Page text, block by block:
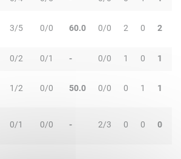
3/5 0/0 60.0 0/0 2 0 2
0/2 0/1 - 0/0 1 0 1
1/2 0/0 50.0 0/0 0 1 1
0/1 0/0 - 2/3 0 0 0